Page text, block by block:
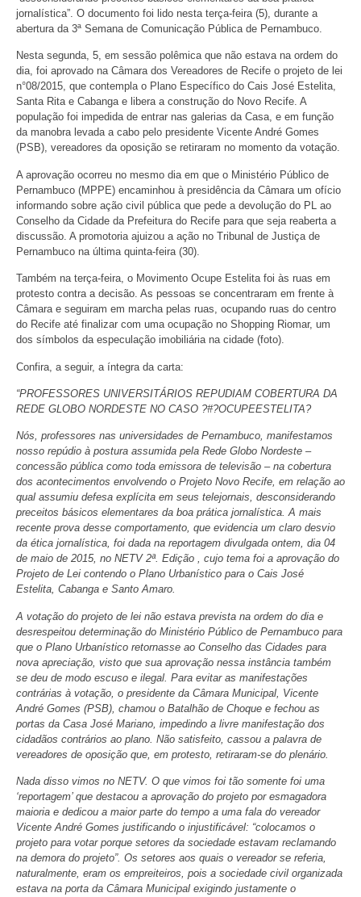
jornalística”. O documento foi lido nesta terça-feira (5), durante a
abertura da 3ª Semana de Comunicação Pública de Pernambuco.
Nesta segunda, 5, em sessão polêmica que não estava na ordem do
dia, foi aprovado na Câmara dos Vereadores de Recife o projeto de lei
n°08/2015, que contempla o Plano Específico do Cais José Estelita,
Santa Rita e Cabanga e libera a construção do Novo Recife. A
população foi impedida de entrar nas galerias da Casa, e em função
da manobra levada a cabo pelo presidente Vicente André Gomes
(PSB), vereadores da oposição se retiraram no momento da votação.
A aprovação ocorreu no mesmo dia em que o Ministério Público de
Pernambuco (MPPE) encaminhou à presidência da Câmara um ofício
informando sobre ação civil pública que pede a devolução do PL ao
Conselho da Cidade da Prefeitura do Recife para que seja reaberta a
discussão. A promotoria ajuizou a ação no Tribunal de Justiça de
Pernambuco na última quinta-feira (30).
Também na terça-feira, o Movimento Ocupe Estelita foi às ruas em
protesto contra a decisão. As pessoas se concentraram em frente à
Câmara e seguiram em marcha pelas ruas, ocupando ruas do centro
do Recife até finalizar com uma ocupação no Shopping Riomar, um
dos símbolos da especulação imobiliária na cidade (foto).
Confira, a seguir, a íntegra da carta:
“PROFESSORES UNIVERSITÁRIOS REPUDIAM COBERTURA DA
REDE GLOBO NORDESTE NO CASO ?#?OCUPEESTELITA?
Nós, professores nas universidades de Pernambuco, manifestamos
nosso repúdio à postura assumida pela Rede Globo Nordeste –
concessão pública como toda emissora de televisão – na cobertura
dos acontecimentos envolvendo o Projeto Novo Recife, em relação ao
qual assumiu defesa explícita em seus telejornais, desconsiderando
preceitos básicos elementares da boa prática jornalística. A mais
recente prova desse comportamento, que evidencia um claro desvio
da ética jornalística, foi dada na reportagem divulgada ontem, dia 04
de maio de 2015, no NETV 2ª. Edição , cujo tema foi a aprovação do
Projeto de Lei contendo o Plano Urbanístico para o Cais José
Estelita, Cabanga e Santo Amaro.
A votação do projeto de lei não estava prevista na ordem do dia e
desrespeitou determinação do Ministério Público de Pernambuco para
que o Plano Urbanístico retornasse ao Conselho das Cidades para
nova apreciação, visto que sua aprovação nessa instância também
se deu de modo escuso e ilegal. Para evitar as manifestações
contrárias à votação, o presidente da Câmara Municipal, Vicente
André Gomes (PSB), chamou o Batalhão de Choque e fechou as
portas da Casa José Mariano, impedindo a livre manifestação dos
cidadãos contrários ao plano. Não satisfeito, cassou a palavra de
vereadores de oposição que, em protesto, retiraram-se do plenário.
Nada disso vimos no NETV. O que vimos foi tão somente foi uma
‘reportagem’ que destacou a aprovação do projeto por esmagadora
maioria e dedicou a maior parte do tempo a uma fala do vereador
Vicente André Gomes justificando o injustificável: “colocamos o
projeto para votar porque setores da sociedade estavam reclamando
na demora do projeto”. Os setores aos quais o vereador se referia,
naturalmente, eram os empreiteiros, pois a sociedade civil organizada
estava na porta da Câmara Municipal exigindo justamente o